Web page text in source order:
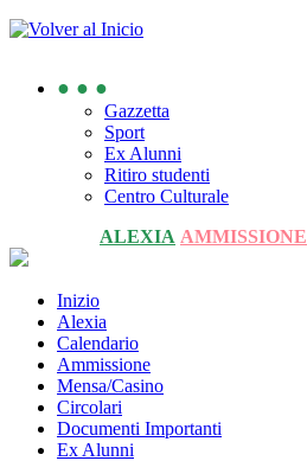
● ● ●
Gazzetta
Sport
Ex Alunni
Ritiro studenti
Centro Culturale
ALEXIA AMMISSIONE
Inizio
Alexia
Calendario
Ammissione
Mensa/Casino
Circolari
Documenti Importanti
Ex Alunni